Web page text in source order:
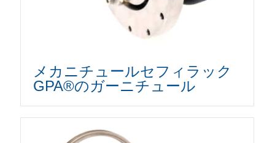
メカニチュールセフィラック
GPA®のガーニチュール